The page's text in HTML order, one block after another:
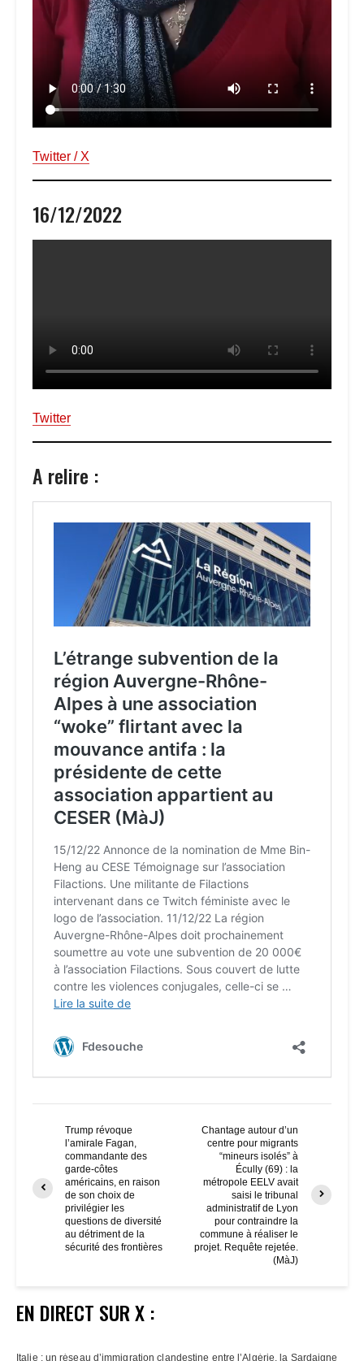
Twitter / X
16/12/2022
Twitter
A relire :
Trump révoque
l’amirale Fagan,
commandante des
garde-côtes
américains, en raison
de son choix de
privilégier les
questions de diversité
au détriment de la
sécurité des frontières
Chantage autour d’un
centre pour migrants
“mineurs isolés” à
Écully (69) : la
métropole EELV avait
saisi le tribunal
administratif de Lyon
pour contraindre la
commune à réaliser le
projet. Requête rejetée.
(MàJ)
EN DIRECT SUR X :